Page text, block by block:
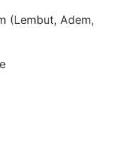
(Lembut, Adem,